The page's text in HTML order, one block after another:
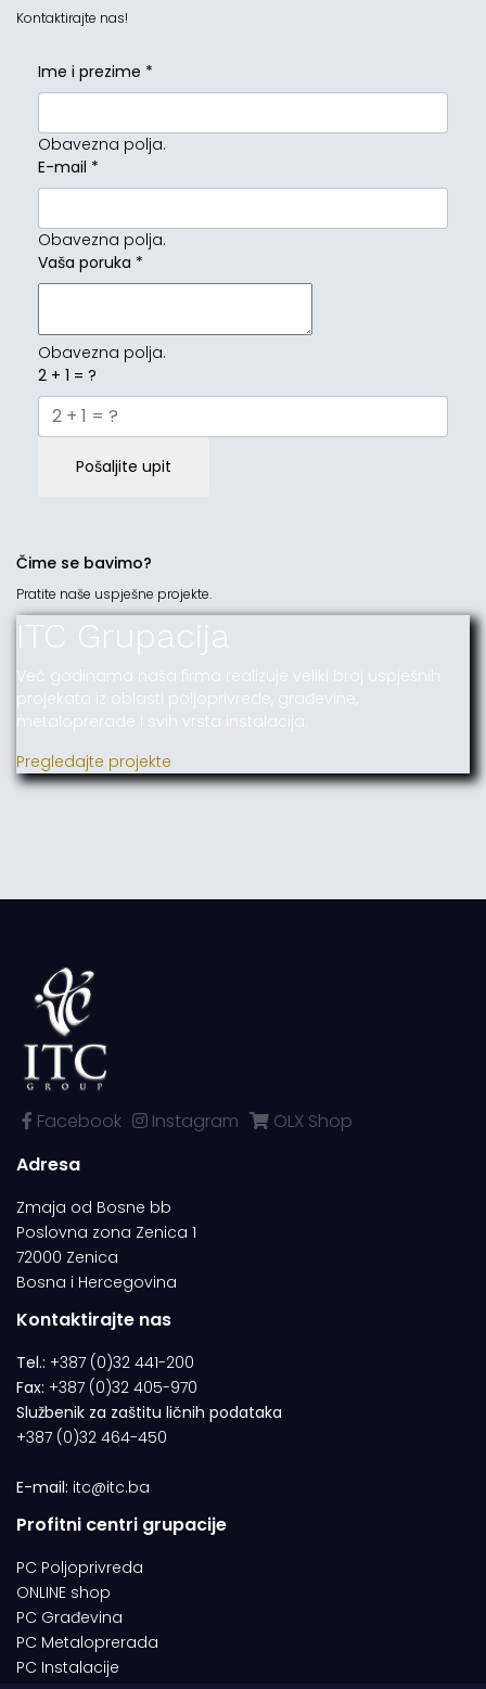
Kontaktirajte nas!
Ime i prezime *
Obavezna polja.
E-mail *
Obavezna polja.
Vaša poruka *
Obavezna polja.
2 + 1 = ?
Pošaljite upit
Čime se bavimo?
Pratite naše uspješne projekte.
ITC Grupacija
Već godinama naša firma realizuje veliki broj uspješnih
projekata iz oblasti poljoprivrede, građevine,
metaloprerade i svih vrsta instalacija.
Pregledajte projekte
Facebook Instagram
OLX Shop
Adresa
Zmaja od Bosne bb
Poslovna zona Zenica 1
72000 Zenica
Bosna i Hercegovina
Kontaktirajte nas
Tel.: +387 (0)32 441-200
Fax: +387 (0)32 405-970
Službenik za zaštitu ličnih podataka
+387 (0)32 464-450
E-mail: itc@itc.ba
Profitni centri grupacije
PC Poljoprivreda
ONLINE shop
PC Građevina
PC Metaloprerada
PC Instalacije